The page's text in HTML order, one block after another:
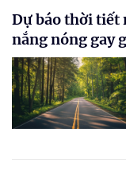
Dự báo thời tiết
nắng nóng gay